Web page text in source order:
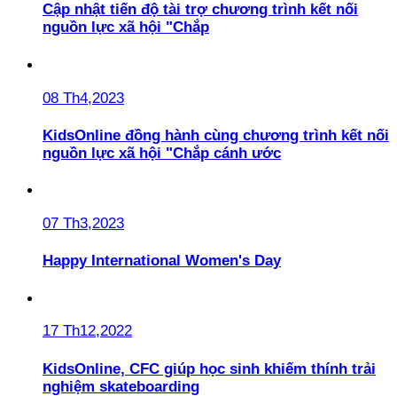
Cập nhật tiến độ tài trợ chương trình kết nối
nguồn lực xã hội "Chắp
08 Th4,2023
KidsOnline đồng hành cùng chương trình kết nối
nguồn lực xã hội "Chắp cánh ước
07 Th3,2023
Happy International Women's Day
17 Th12,2022
KidsOnline, CFC giúp học sinh khiếm thính trải
nghiệm skateboarding